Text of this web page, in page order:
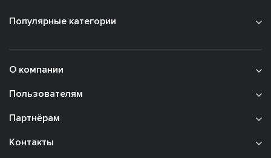
Популярные категории
О компании
Пользователям
Партнёрам
Контакты